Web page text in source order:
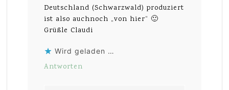
Deutschland (Schwarzwald) produziert
ist also auchnoch „von hier“ 🙂
Grüßle Claudi
Wird geladen …
Antworten